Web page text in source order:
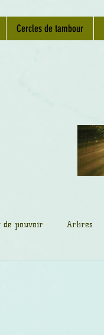
Cercles de tambour
de pouvoir Arbres